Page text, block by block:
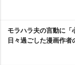
モラハラ夫の言動に
日々過ごした漫画作者